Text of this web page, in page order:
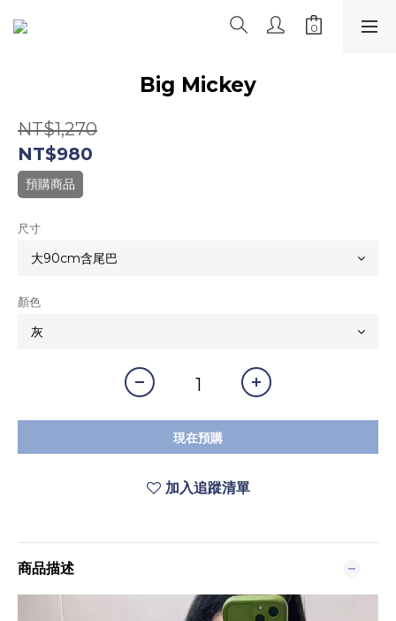
Big Mickey
NT$1,270
NT$980
預購商品
尺寸
顏色
現在預購
加入追蹤清單
商品描述